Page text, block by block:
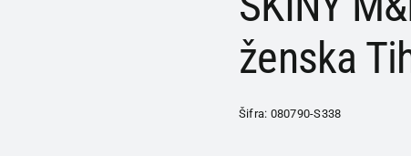
ženska
Šifra: 080790-S338